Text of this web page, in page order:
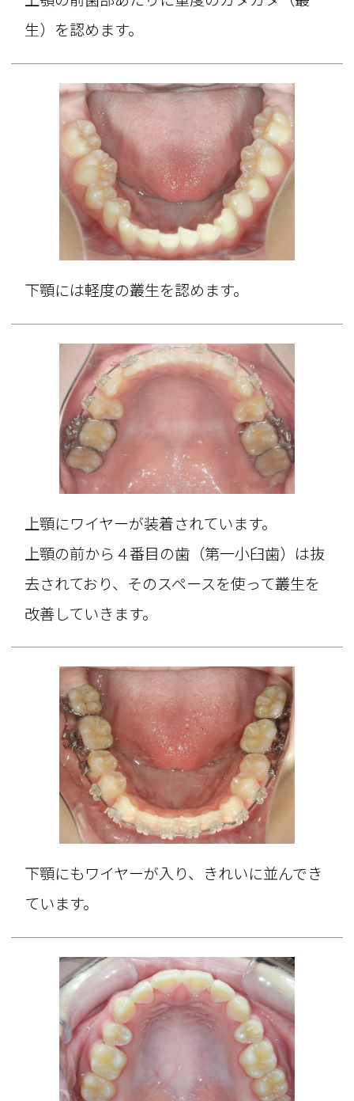
生）を認めます。
下顎には軽度の叢生を認めます。
上顎にワイヤーが装着されています。
上顎の前から４番目の歯（第一小臼歯）は抜
去されており、そのスペースを使って叢生を
改善していきます。
下顎にもワイヤーが入り、きれいに並んでき
ています。